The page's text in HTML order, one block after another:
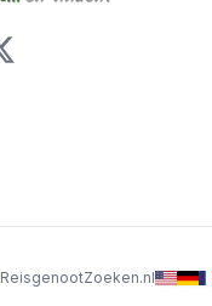
ReisgenootZoeken.nl